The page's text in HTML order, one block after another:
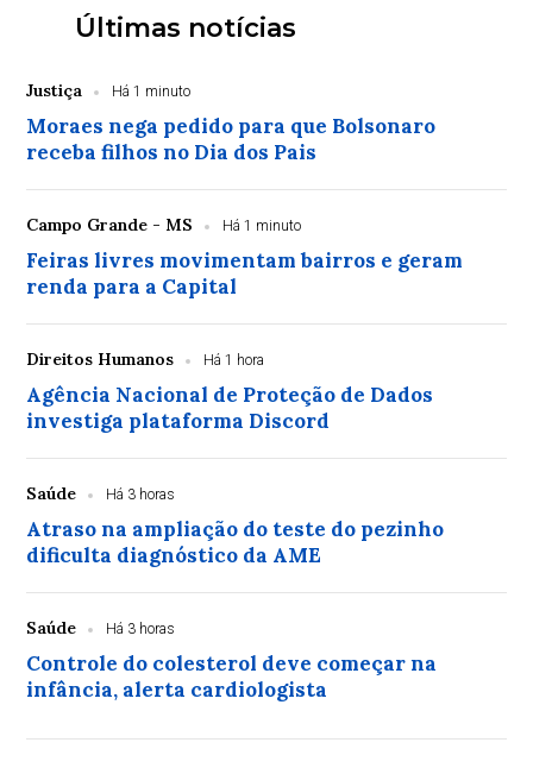
Últimas notícias
Justiça Há 1 minuto
Moraes nega pedido para que Bolsonaro
receba filhos no Dia dos Pais
Campo Grande - MS Há 1 minuto
Feiras livres movimentam bairros e geram
renda para a Capital
Direitos Humanos Há 1 hora
Agência Nacional de Proteção de Dados
investiga plataforma Discord
Saúde Há 3 horas
Atraso na ampliação do teste do pezinho
dificulta diagnóstico da AME
Saúde Há 3 horas
Controle do colesterol deve começar na
infância, alerta cardiologista